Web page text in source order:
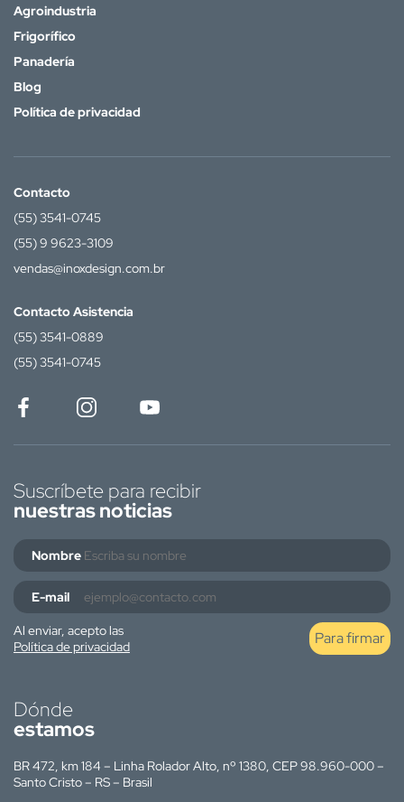
Agroindustria
Frigorífico
Panadería
Blog
Política de privacidad
Contacto
(55) 3541-0745
(55) 9 9623-3109
vendas@inoxdesign.com.br
Contacto Asistencia
(55) 3541-0889
(55) 3541-0745
Suscríbete para recibir
nuestras noticias
Nombre
E-mail
Al enviar, acepto las
Política de privacidad
Para firmar
Dónde
estamos
BR 472, km 184 – Linha Rolador Alto, nº 1380, CEP 98.960-000 –
Santo Cristo – RS – Brasil